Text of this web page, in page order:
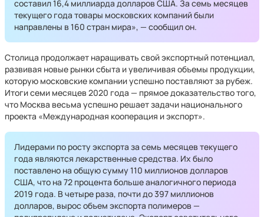
составил 16,4 миллиарда долларов США. За семь месяцев
текущего года товары московских компаний были
направлены в 160 стран мира», — сообщил он.
Столица продолжает наращивать свой экспортный потенциал,
развивая новые рынки сбыта и увеличивая объемы продукции,
которую московские компании успешно поставляют за рубеж.
Итоги семи месяцев 2020 года — прямое доказательство того,
что Москва весьма успешно решает задачи национального
проекта «Международная кооперация и экспорт».
Лидерами по росту экспорта за семь месяцев текущего
года являются лекарственные средства. Их было
поставлено на общую сумму 110 миллионов долларов
США, что на 72 процента больше аналогичного периода
2019 года. В четыре раза, почти до 397 миллионов
долларов, вырос объем экспорта полимеров —